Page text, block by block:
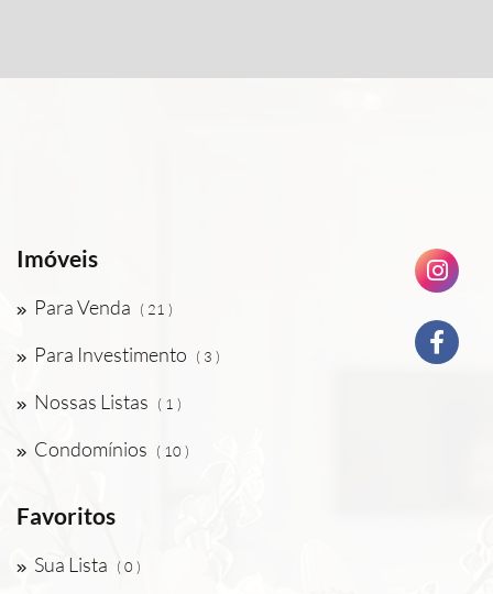
Imóveis
Para Venda ( 21 )
Para Investimento ( 3 )
Nossas Listas ( 1 )
Condomínios ( 10 )
Favoritos
Sua Lista ( 0 )